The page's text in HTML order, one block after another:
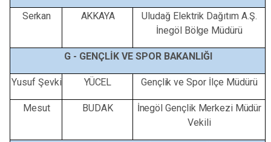
Serkan AKKAYA Uludağ Elektrik Dağıtım A.Ş.
İnegöl Bölge Müdürü
G - GENÇLİK VE SPOR BAKANLIĞI
Yusuf Şevki YÜCEL Gençlik veSpor İlçe Müdürü
Mesut BUDAK İnegöl Gençlik Merkezi Müdür
Vekili